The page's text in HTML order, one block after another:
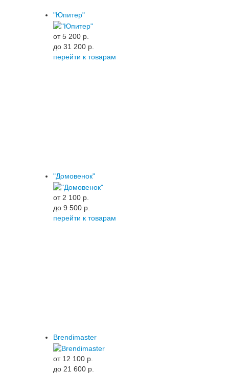
"Юпитер"
от 5 200 p.
до 31 200 p.
перейти к товарам
"Домовенок"
от 2 100 p.
до 9 500 p.
перейти к товарам
Brendimaster
от 12 100 p.
до 21 600 p.